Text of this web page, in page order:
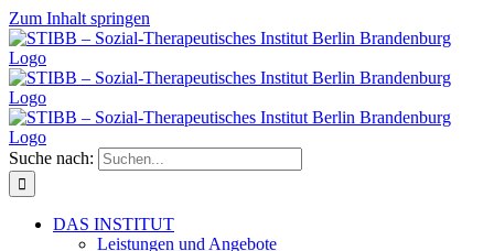
Zum Inhalt springen
Suche nach:
DAS INSTITUT
Leistungen und Angebote